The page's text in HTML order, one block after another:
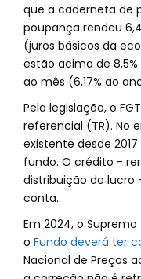
que a caderneta de
poupança rendeu
(juros básicos da
estão acima de
ao mês (6,17% ao
Pela legislação, o
referencial (TR). No
existente desde
fundo. O crédito -
distribuição do lucro
conta.
Em 2024, o
o Fundo deverá ter
Nacional de Preços